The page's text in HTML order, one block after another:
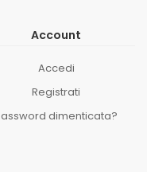
Account
Accedi
Registrati
dimenticata?